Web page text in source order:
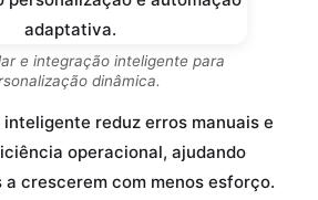
e integração inteligente para
dinâmica.
inteligente reduz erros manuais e
operacional, ajudando
crescerem com menos esforço.